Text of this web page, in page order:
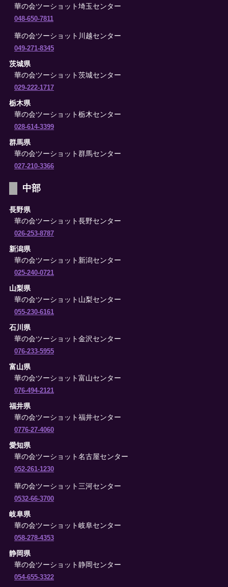
華の会ツーショット埼玉センター
048-650-7811
華の会ツーショット川越センター
049-271-8345
茨城県
華の会ツーショット茨城センター
029-222-1717
栃木県
華の会ツーショット栃木センター
028-614-3399
群馬県
華の会ツーショット群馬センター
027-210-3366
中部
長野県
華の会ツーショット長野センター
026-253-8787
新潟県
華の会ツーショット新潟センター
025-240-0721
山梨県
華の会ツーショット山梨センター
055-230-6161
石川県
華の会ツーショット金沢センター
076-233-5955
富山県
華の会ツーショット富山センター
076-494-2121
福井県
華の会ツーショット福井センター
0776-27-4060
愛知県
華の会ツーショット名古屋センター
052-261-1230
華の会ツーショット三河センター
0532-66-3700
岐阜県
華の会ツーショット岐阜センター
058-278-4353
静岡県
華の会ツーショット静岡センター
054-655-3322